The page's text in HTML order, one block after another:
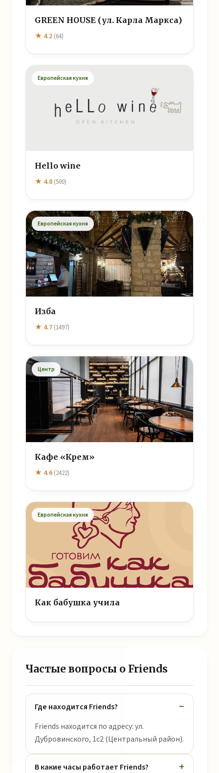
GREEN HOUSE (ул. Карла Маркса)
★ 4.2 (64)
Европейская кухня
Hello wine
★ 4.8 (500)
Европейская кухня
Изба
★ 4.7 (1497)
Центр
Кафе «Крем»
★ 4.6 (2422)
Европейская кухня
Как бабушка учила
Частые вопросы о Friends
Где находится Friends?
Friends находится по адресу: ул.
Дубровинского, 1с2 (Центральный район).
В какие часы работает Friends?